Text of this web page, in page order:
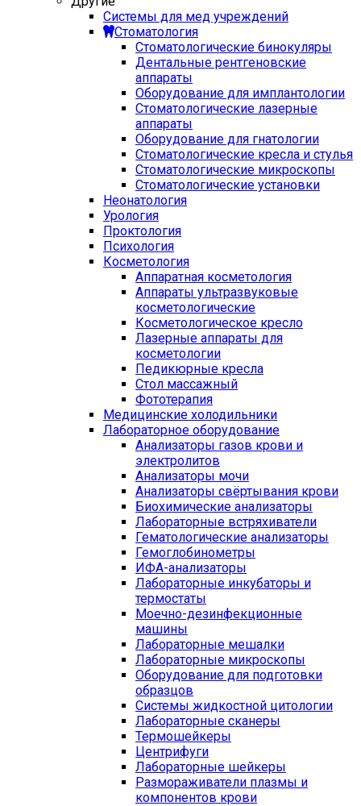
Системы для мед учреждений
Стоматология
Стоматологические бинокуляры
Дентальные рентгеновские
аппараты
Оборудование для имплантологии
Стоматологические лазерные
аппараты
Оборудование для гнатологии
Стоматологические кресла и стулья
Стоматологические микроскопы
Стоматологические установки
Неонатология
Урология
Проктология
Психология
Косметология
Аппаратная косметология
Аппараты ультразвуковые
косметологические
Косметологическое кресло
Лазерные аппараты для
косметологии
Педикюрные кресла
Стол массажный
Фототерапия
Медицинские холодильники
Лабораторное оборудование
Анализаторы газов крови и
электролитов
Анализаторы мочи
Анализаторы свёртывания крови
Биохимические анализаторы
Лабораторные встряхиватели
Гематологические анализаторы
Гемоглобинометры
ИФА-анализаторы
Лабораторные инкубаторы и
термостаты
Моечно-дезинфекционные
машины
Лабораторные мешалки
Лабораторные микроскопы
Оборудование для подготовки
образцов
Системы жидкостной цитологии
Лабораторные сканеры
Термошейкеры
Центрифуги
Лабораторные шейкеры
Размораживатели плазмы и
компонентов крови